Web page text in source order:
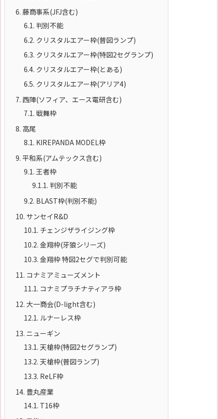
6. 藤商事系(JFJ含む)
6.1. 判別不能
6.2. クリスタルエアー枠(普図ランプ)
6.3. クリスタルエアー枠(特図2セグランプ)
6.4. クリスタルエアー枠(とある)
6.5. クリスタルエアー枠(アリア4)
7. 西陣(ソフィア、エース電研含む)
7.1. 戦舞枠
8. 高尾
8.1. KIREPANDA MODEL枠
9. 平和系(アムテックス含む)
9.1. 王者枠
9.1.1. 判別不能
9.2. BLAST枠(判別不能)
10. サンセイR&D
10.1. チェンジザライジング枠
10.2. 金翔枠(牙狼シリーズ)
10.3. 金翔枠 特図2セグで判別可能
11. コナミアミューズメント
11.1. コナミプラチナティアラ枠
12. 大一商会(D-light含む)
12.1. ルナーレス枠
13. ニューギン
13.1. 天槍枠(特図2セグランプ)
13.2. 天槍枠(普図ランプ)
13.3. ReLF枠
14. 豊丸産業
14.1. T16枠